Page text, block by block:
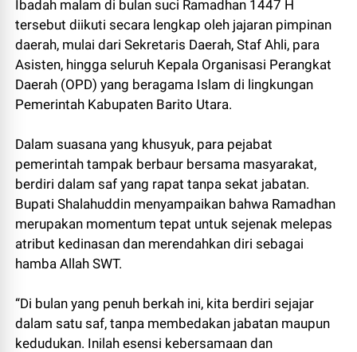
Ibadah malam di bulan suci Ramadhan 1447 H
tersebut diikuti secara lengkap oleh jajaran pimpinan
daerah, mulai dari Sekretaris Daerah, Staf Ahli, para
Asisten, hingga seluruh Kepala Organisasi Perangkat
Daerah (OPD) yang beragama Islam di lingkungan
Pemerintah Kabupaten Barito Utara.
Dalam suasana yang khusyuk, para pejabat
pemerintah tampak berbaur bersama masyarakat,
berdiri dalam saf yang rapat tanpa sekat jabatan.
Bupati Shalahuddin menyampaikan bahwa Ramadhan
merupakan momentum tepat untuk sejenak melepas
atribut kedinasan dan merendahkan diri sebagai
hamba Allah SWT.
“Di bulan yang penuh berkah ini, kita berdiri sejajar
dalam satu saf, tanpa membedakan jabatan maupun
kedudukan. Inilah esensi kebersamaan dan